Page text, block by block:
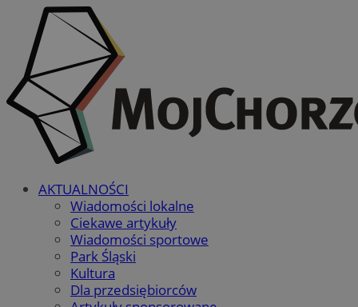
AKTUALNOŚCI
Wiadomości lokalne
Ciekawe artykuły
Wiadomości sportowe
Park Śląski
Kultura
Dla przedsiębiorców